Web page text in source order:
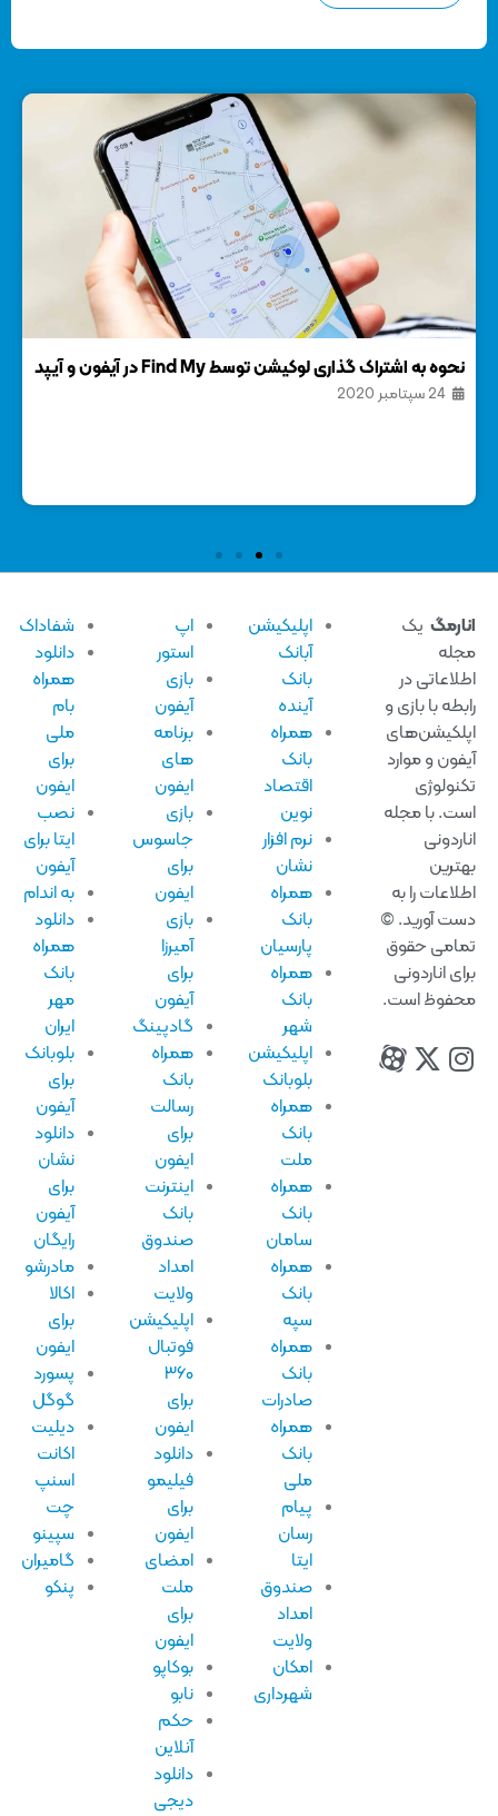
نحوه به اشتراک گذاری لوکیشن توسط Find My در آیفون و آیپد
24 سپتامبر 2020
یک
در
با بازی و
و موارد
با مجله
را به
آورید. ©
حقوق
اناردونی
است.
اپلیکیشن
آبانک
آینده
همراه
اقتصاد
نرم افزار
نشان
همراه
پارسیان
همراه
اپلیکیشن
بلوبانک
همراه
همراه
سامان
همراه
همراه
صادرات
همراه
پیام
رسان
صندوق
امداد
ولایت
امکان
شهرداری
اپ
استور
بازی
آیفون
برنامه
ایفون
بازی
جاسوس
ایفون
بازی
آیفون
گادپینگ
همراه
رسالت
ایفون
اینترنت
صندوق
امداد
ولایت
اپلیکیشن
فوتبال
ایفون
دانلود
فیلیمو
ایفون
امضای
ایفون
بوکاپو
نابو
حکم
آنلاین
دانلود
دیجی
شفاداک
دانلود
همراه
ایفون
نصب
ایتا برای
آیفون
به اندام
دانلود
همراه
بلوبانک
آیفون
دانلود
نشان
آیفون
رایگان
مادرشو
اکالا
ایفون
پسورد
گوگل
دیلیت
اکانت
اسنپ
سپینو
گامیران
پنکو